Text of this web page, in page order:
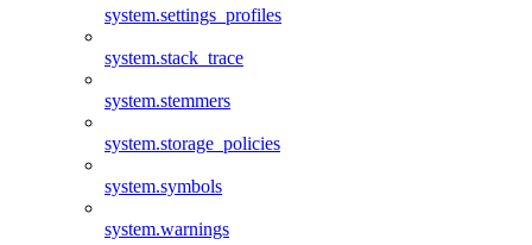
system.settings_profiles
system.stack_trace
system.stemmers
system.storage_policies
system.symbols
system.warnings